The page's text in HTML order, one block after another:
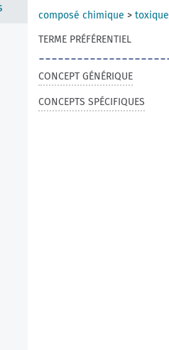
composé chimique > toxique
TERME PRÉFÉRENTIEL
CONCEPT GÉNÉRIQUE
CONCEPTS SPÉCIFIQUES